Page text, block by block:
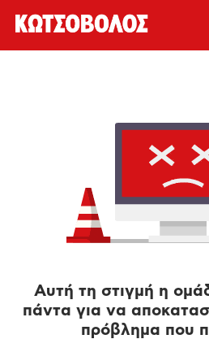
Αυτή τη στιγμή η
πάντα για να
πρόβλημα που